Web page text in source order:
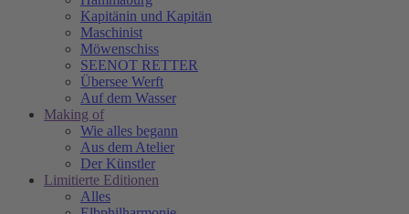
Kapitänin und Kapitän
Maschinist
Möwenschiss
SEENOT RETTER
Übersee Werft
Auf dem Wasser
Making of
Wie alles begann
Aus dem Atelier
Der Künstler
Limitierte Editionen
Alles